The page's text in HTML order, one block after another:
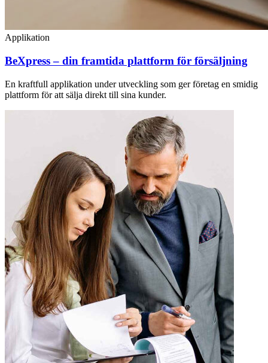
Applikation
BeXpress – din framtida plattform för försäljning
En kraftfull applikation under utveckling som ger företag en smidig
plattform för att sälja direkt till sina kunder.